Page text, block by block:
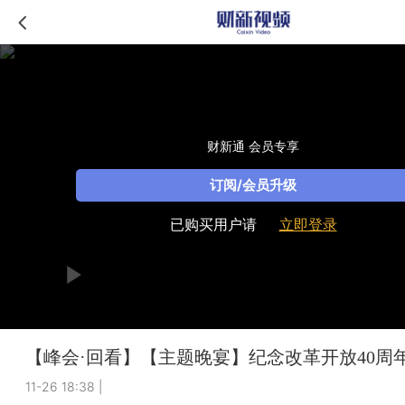
财新通 会员专享
订阅/会员升级
已购买用户请 立即登录
【峰会·回看】【主题晚宴】纪念改革开放40周
11-26 18:38